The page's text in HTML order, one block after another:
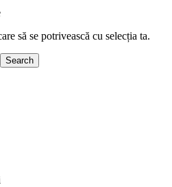
să se potrivească cu selecția ta.
Search